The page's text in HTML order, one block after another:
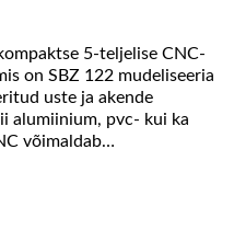
5-teljelise CNC-
on SBZ 122 mudeliseeria
uste ja akende
alumiinium, pvc- kui ka
võimaldab…